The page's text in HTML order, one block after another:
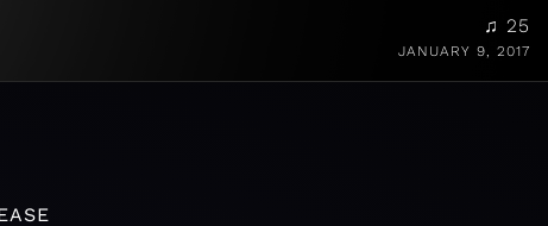
♫ 25
JANUARY 9, 2017